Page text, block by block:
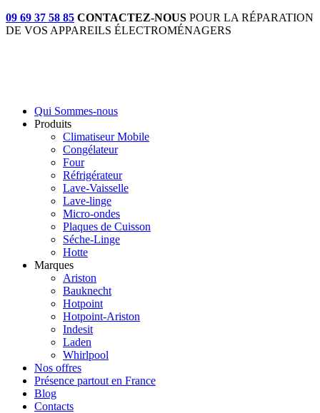
09 69 37 58 85 CONTACTEZ-NOUS POUR LA RÉPARATION
DE VOS APPAREILS ÉLECTROMÉNAGERS
Qui Sommes-nous
Produits
Climatiseur Mobile
Congélateur
Four
Réfrigérateur
Lave-Vaisselle
Lave-linge
Micro-ondes
Plaques de Cuisson
Séche-Linge
Hotte
Marques
Ariston
Bauknecht
Hotpoint
Hotpoint-Ariston
Indesit
Laden
Whirlpool
Nos offres
Présence partout en France
Blog
Contacts